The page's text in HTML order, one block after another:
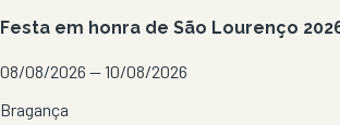
Festa em honra de São Lourenço
08/08/2026 — 10/08/2026
Bragança